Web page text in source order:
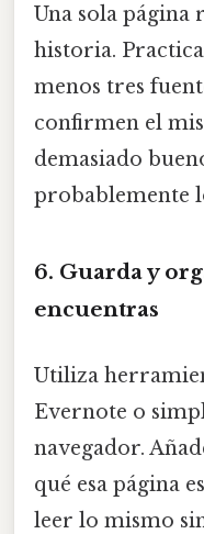
Una sola página
historia.
menos tres
confirmen el
demasiado
probablemente
6. Guarda y
encuentras
Utiliza
Evernote o
navegador.
qué esa página
leer lo mismo